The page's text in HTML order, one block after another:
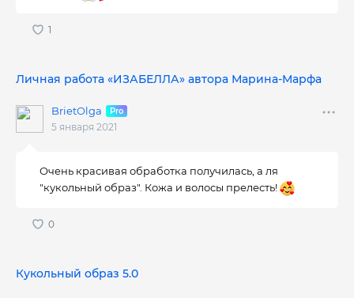
Личная работа «ИЗАБЕЛЛА» автора Марина-Марфа
BrietOlga
5 января 2021
Очень красивая обработка получилась, а ля
"кукольный образ". Кожа и волосы прелесть!
Кукольный образ 5.0